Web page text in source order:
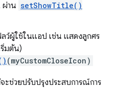
ผ่าน setShowTitle()
ว์ผู้ใช้ในแอป เช่น แสดงลูกศร
ริ่มต้น)
(myCustomCloseIcon)
ะช่วยปรับปรุงประสบการณ์การ